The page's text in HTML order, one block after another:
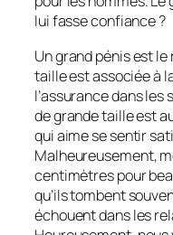
lui fasse confiance ?
Un grand pénis est
taille est associée à
l’assurance dans
de grande taille est
qui aime se sentir
Malheureusement,
centimètres pour
qu’ils tombent
échouent dans les